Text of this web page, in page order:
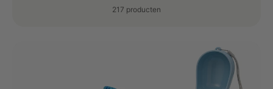
217 producten